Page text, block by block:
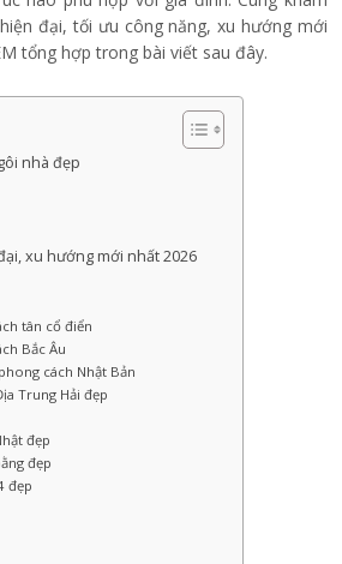
đại, tối ưu công năng, xu hướng mới
tổng hợp trong bài viết sau đây.
nhà đẹp
xu hướng mới nhất 2026
tân cổ điển
Bắc Âu
cách Nhật Bản
Trung Hải đẹp
đẹp
đẹp
đẹp